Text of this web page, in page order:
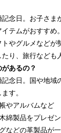
念日。お子さ
テムがおすす
やグルメなど
り、旅行など
あるの？
念日。国や地
す。
やアルバムなど
綿製品をプレゼ
などの革製品が